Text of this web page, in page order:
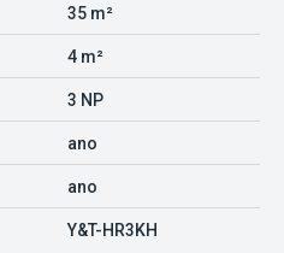
35 m²
4 m²
3 NP
ano
ano
Y&T-HR3KH